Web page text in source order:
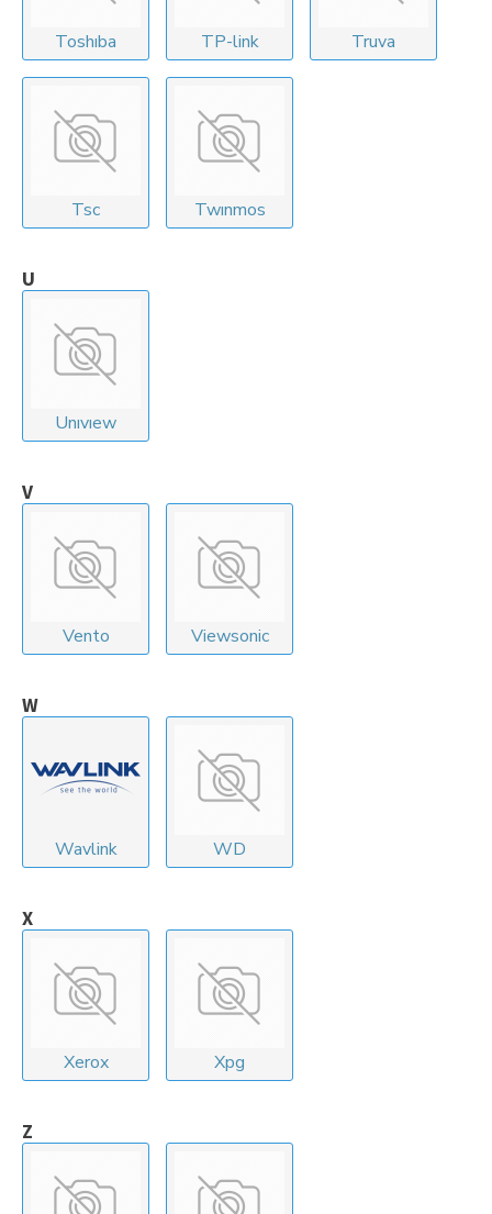
Toshıba TP-link Truva
Tsc Twınmos
U
Unıvıew
V
Vento Viewsonic
W
Wavlink WD
X
Xerox Xpg
Z